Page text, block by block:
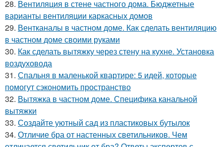
28. Вентиляция в стене частного дома. Бюджетные
варианты вентиляции каркасных домов
29. Вентканалы в частном доме. Как сделать вентиляцию
в частном доме своими руками
30. Как сделать вытяжку через стену на кухне. Установка
воздуховода
31. Спальня в маленькой квартире: 5 идей, которые
помогут сэкономить пространство
32. Вытяжка в частном доме. Специфика канальной
вытяжки
33. Создайте уютный сад из пластиковых бутылок
34. Отличие бра от настенных светильников. Чем